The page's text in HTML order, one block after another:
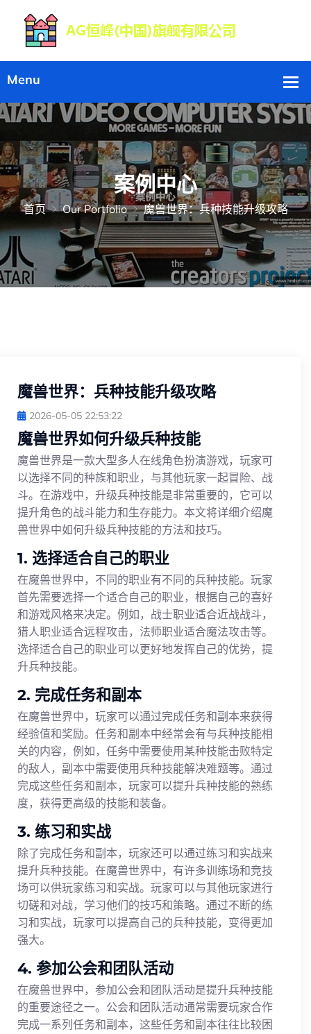
案例中心
首页 Our Portfolio 魔兽世界：兵种技能升级攻略
魔兽世界：兵种技能升级攻略
2026-05-05 22:53:22
魔兽世界如何升级兵种技能
魔兽世界是一款大型多人在线角色扮演游戏，玩家可
以选择不同的种族和职业，与其他玩家一起冒险、战
斗。在游戏中，升级兵种技能是非常重要的，它可以
提升角色的战斗能力和生存能力。本文将详细介绍魔
兽世界中如何升级兵种技能的方法和技巧。
1. 选择适合自己的职业
在魔兽世界中，不同的职业有不同的兵种技能。玩家
首先需要选择一个适合自己的职业，根据自己的喜好
和游戏风格来决定。例如，战士职业适合近战战斗，
猎人职业适合远程攻击，法师职业适合魔法攻击等。
选择适合自己的职业可以更好地发挥自己的优势，提
升兵种技能。
2. 完成任务和副本
在魔兽世界中，玩家可以通过完成任务和副本来获得
经验值和奖励。任务和副本中经常会有与兵种技能相
关的内容，例如，任务中需要使用某种技能击败特定
的敌人，副本中需要使用兵种技能解决难题等。通过
完成这些任务和副本，玩家可以提升兵种技能的熟练
度，获得更高级的技能和装备。
3. 练习和实战
除了完成任务和副本，玩家还可以通过练习和实战来
提升兵种技能。在魔兽世界中，有许多训练场和竞技
场可以供玩家练习和实战。玩家可以与其他玩家进行
切磋和对战，学习他们的技巧和策略。通过不断的练
习和实战，玩家可以提高自己的兵种技能，变得更加
强大。
4. 参加公会和团队活动
在魔兽世界中，参加公会和团队活动是提升兵种技能
的重要途径之一。公会和团队活动通常需要玩家合作
完成一系列任务和副本，这些任务和副本往往比较困